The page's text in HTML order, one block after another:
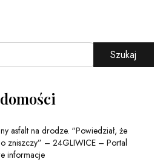
Szukaj
asfalt na drodze. “Powiedział, że
zniszczy” – 24GLIWICE – Portal
informacje